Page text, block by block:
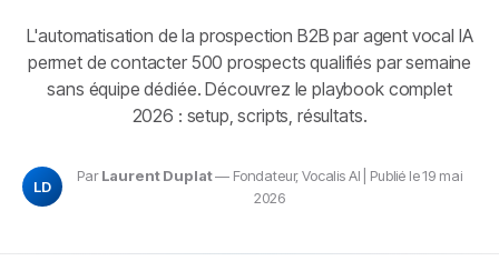
L'automatisation de la prospection B2B par agent vocal IA
permet de contacter 500 prospects qualifiés par semaine
sans équipe dédiée. Découvrez le playbook complet
2026 : setup, scripts, résultats.
LD
ParLaurent Duplat— Fondateur, Vocalis AI | Publié le 19 mai
2026